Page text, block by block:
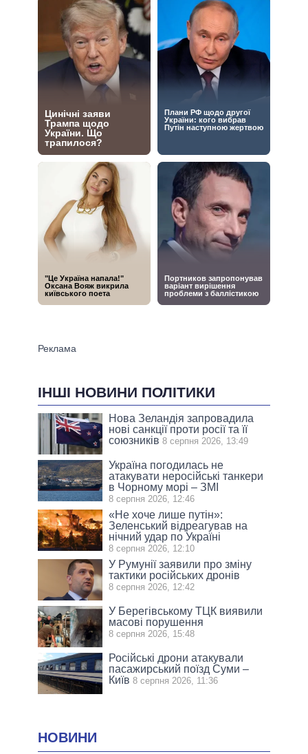
ІНШІ НОВИНИ ПОЛІТИКИ
Нова Зеландія запровадила
нові санкції проти росії та її
союзників 8 серпня 2026, 13:49
Україна погодилась не
атакувати неросійські танкери
в Чорному морі – ЗМІ
8 серпня 2026, 12:46
«Не хоче лише путін»:
Зеленський відреагував на
нічний удар по Україні
8 серпня 2026, 12:10
У Румунії заявили про зміну
тактики російських дронів
8 серпня 2026, 12:42
У Берегівському ТЦК виявили
масові порушення
8 серпня 2026, 15:48
Російські дрони атакували
пасажирський поїзд Суми –
Київ 8 серпня 2026, 11:36
НОВИНИ